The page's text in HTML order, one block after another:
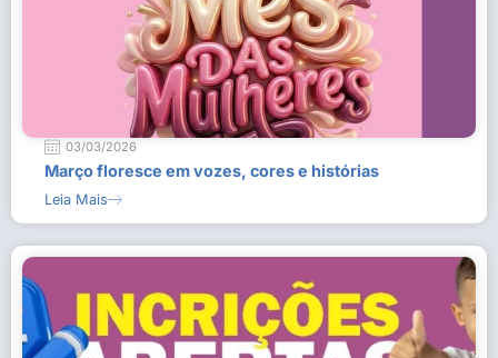
03/03/2026
Março floresce em vozes, cores e histórias
Leia Mais